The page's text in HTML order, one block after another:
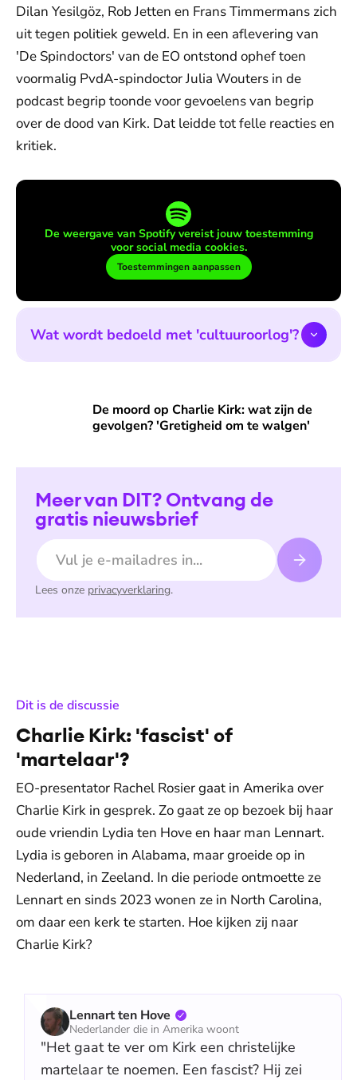
Dilan Yesilgöz, Rob Jetten en Frans Timmermans zich
uit tegen politiek geweld. En in een aflevering van
'De Spindoctors' van de EO ontstond ophef toen
voormalig PvdA-spindoctor Julia Wouters in de
podcast begrip toonde voor gevoelens van begrip
over de dood van Kirk. Dat leidde tot felle reacties en
kritiek.
De weergave van Spotify vereist jouw toestemming
voor social media cookies.
Toestemmingen aanpassen
Wat wordt bedoeld met 'cultuuroorlog'?
De moord op Charlie Kirk: wat zijn de
gevolgen? 'Gretigheid om te walgen'
De moord op Charlie Kirk: wat zijn de gevolgen?
Meer van DIT? Ontvang de
gratis nieuwsbrief
E-mailadres
Lees onze privacyverklaring.
Dit is de discussie
Charlie Kirk: 'fascist' of
'martelaar'?
EO-presentator Rachel Rosier gaat in Amerika over
Charlie Kirk in gesprek. Zo gaat ze op bezoek bij haar
oude vriendin Lydia ten Hove en haar man Lennart.
Lydia is geboren in Alabama, maar groeide op in
Nederland, in Zeeland. In die periode ontmoette ze
Lennart en sinds 2023 wonen ze in North Carolina,
om daar een kerk te starten. Hoe kijken zij naar
Charlie Kirk?
Lennart ten Hove
Nederlander die in Amerika woont
"Het gaat te ver om Kirk een christelijke
martelaar te noemen. Een fascist? Hij zei